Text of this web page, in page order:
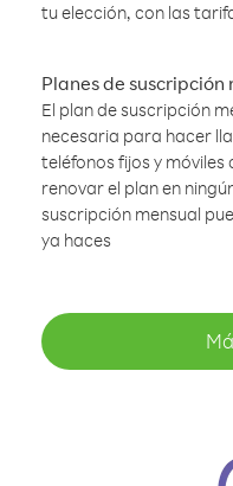
tu elección, con las
Planes de suscripción
El plan de suscripción
necesaria para hacer
teléfonos fijos y
renovar el plan en
suscripción mensual
ya haces